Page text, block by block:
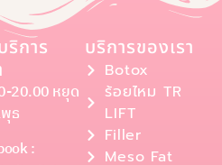
ริการ
20.00 หยุด
ธ
:
บริการของเรา
Botox
ร้อยไหม TR
LIFT
Filler
Meso Fat